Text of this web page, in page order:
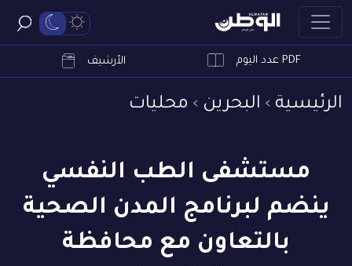
PDF عدد اليوم الأرشيف
الرئيسية البحرين محليات
مستشفى الطب النفسي
ينضم لبرنامج المدن الصحية
بالتعاون مع محافظة